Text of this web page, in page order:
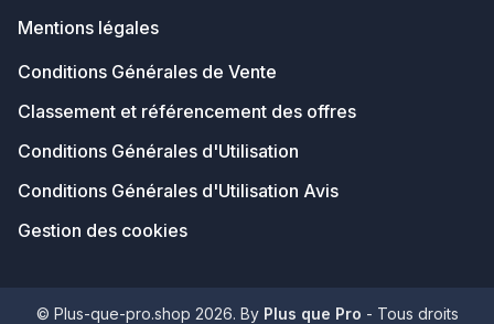
Mentions légales
Conditions Générales de Vente
Classement et référencement des offres
Conditions Générales d'Utilisation
Conditions Générales d'Utilisation Avis
Gestion des cookies
© Plus-que-pro.shop 2026. By Plus que Pro - Tous droits